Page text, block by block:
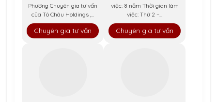
Phương Chuyên gia tư vấn
của Tô Châu Holdings ,...
Chuyên gia tư vấn
việc: 8 năm Thời gian làm
việc: Thứ 2 –...
Chuyên gia tư vấn